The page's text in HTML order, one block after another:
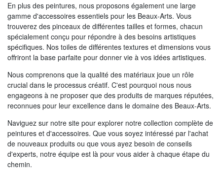
En plus des peintures, nous proposons également une large
gamme d'accessoires essentiels pour les Beaux-Arts. Vous
trouverez des pinceaux de différentes tailles et formes, chacun
spécialement conçu pour répondre à des besoins artistiques
spécifiques. Nos toiles de différentes textures et dimensions vous
offriront la base parfaite pour donner vie à vos idées artistiques.
Nous comprenons que la qualité des matériaux joue un rôle
crucial dans le processus créatif. C'est pourquoi nous nous
engageons à ne proposer que des produits de marques réputées,
reconnues pour leur excellence dans le domaine des Beaux-Arts.
Naviguez sur notre site pour explorer notre collection complète de
peintures et d'accessoires. Que vous soyez intéressé par l'achat
de nouveaux produits ou que vous ayez besoin de conseils
d'experts, notre équipe est là pour vous aider à chaque étape du
chemin.